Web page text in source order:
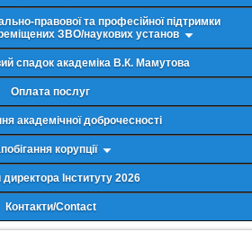
правової та професійної підтримки
ЗВО/наукових установ
спадок академіка В.К. Мамутова
Оплата послуг
академічної доброчесності
корупції
Інституту 2026
Контакти/Contact